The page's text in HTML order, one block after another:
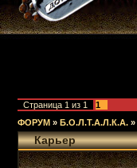
Страница 1 из 1
1
ФОРУМ » Б.О.Л.Т.А.Л.К.А. »
Карьер